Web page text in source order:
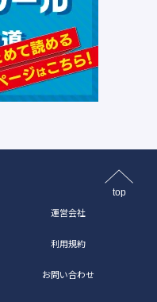
top
運営会社
利用規約
お問い合わせ